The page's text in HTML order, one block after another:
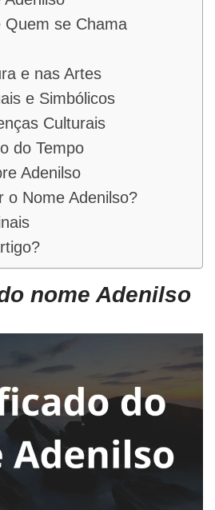
Quem se Chama
e nas Artes
e Simbólicos
Culturais
do Tempo
Adenilso
o Nome Adenilso?
nome Adenilso